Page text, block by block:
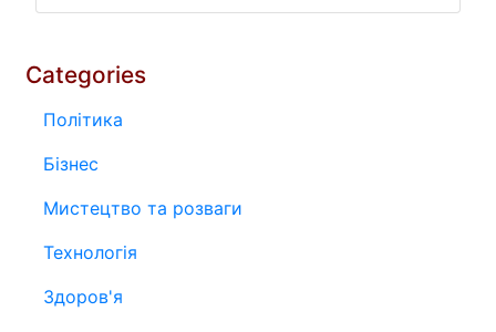
Categories
Політика
Бізнес
Мистецтво та розваги
Технологія
Здоров'я